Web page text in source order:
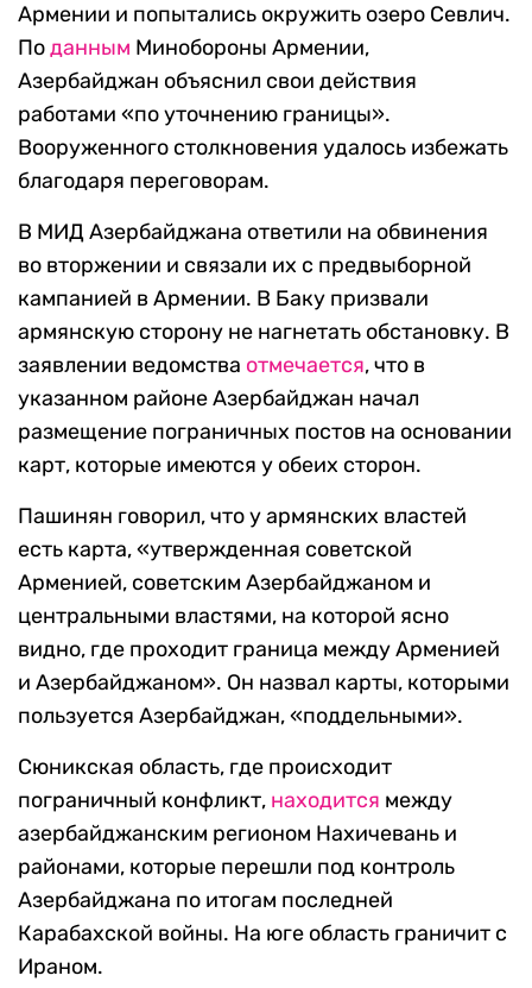
Армении и попытались окружить озеро Севлич.
Поданным Минобороны Армении,
Азербайджан объяснил свои действия
работами «по уточнению границы».
Вооруженного столкновения удалось избежать
благодаря переговорам.
В МИД Азербайджана ответили на обвинения
во вторжении и связали их с предвыборной
кампанией в Армении. В Баку призвали
армянскую сторону не нагнетать обстановку. В
заявлении ведомства отмечается, что в
указанном районе Азербайджан начал
размещение пограничных постов на основании
карт, которые имеются у обеих сторон.
Пашинян говорил, что у армянских властей
есть карта, «утвержденная cоветской
Арменией, cоветским Азербайджаном и
центральными властями, на которой ясно
видно, где проходит граница между Арменией
и Азербайджаном». Он назвал карты, которыми
пользуется Азербайджан, «поддельными».
Сюникская область, где происходит
пограничный конфликт, находится между
азербайджанским регионом Нахичевань и
районами, которые перешли под контроль
Азербайджана по итогам последней
Карабахской войны. На юге область граничит с
Ираном.